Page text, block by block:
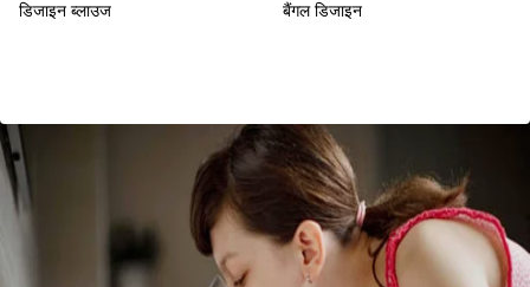
डिजाइन ब्लाउज
बैंगल डिजाइन